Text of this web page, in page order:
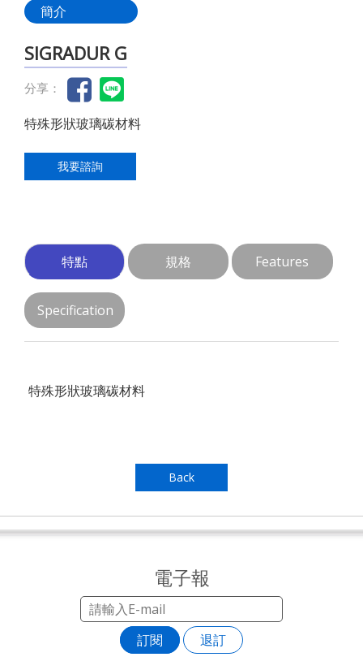
簡介
SIGRADUR G
分享：
特殊形狀玻璃碳材料
我要諮詢
特點 規格 Features
Specification
特殊形狀玻璃碳材料
Back
電子報
訂閱 退訂